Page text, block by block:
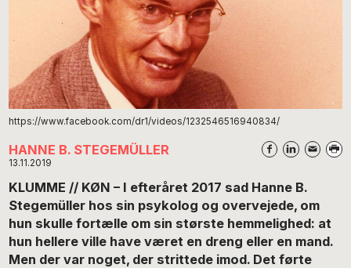
https://www.facebook.com/dr1/videos/1232546516940834/
HANNE B. STEGEMÜLLER
13.11.2019
KLUMME // KØN – I efteråret 2017 sad Hanne B.
Stegemüller hos sin psykolog og overvejede, om
hun skulle fortælle om sin største hemmelighed: at
hun hellere ville have været en dreng eller en mand.
Men der var noget, der strittede imod. Det førte